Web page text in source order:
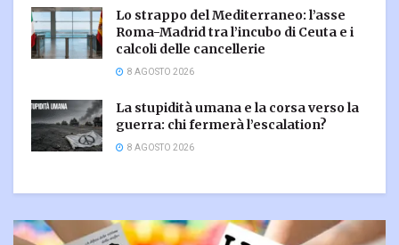
Lo strappo del Mediterraneo: l’asse
Roma-Madrid tra l’incubo di Ceuta e i
calcoli delle cancellerie
8 AGOSTO 2026
La stupidità umana e la corsa verso la
guerra: chi fermerà l’escalation?
8 AGOSTO 2026